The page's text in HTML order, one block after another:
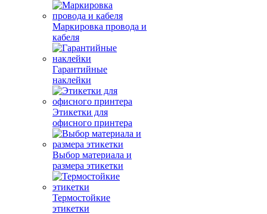
Маркировка провода и
кабеля
Гарантийные
наклейки
Этикетки для
офисного принтера
Выбор материала и
размера этикетки
Термостойкие
этикетки